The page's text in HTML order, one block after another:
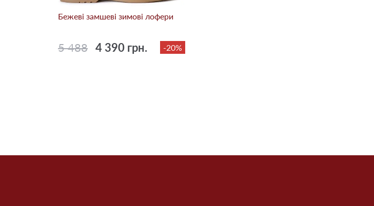
Бежевi замшеві зимові лофери
5 488 4 390 грн. -20%